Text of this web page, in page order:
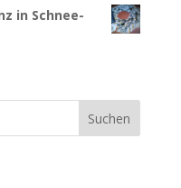
in Schnee-
Suchen